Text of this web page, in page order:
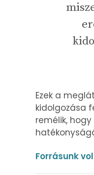
Ezek a
kidolgozása
remélik,
Forrásunk